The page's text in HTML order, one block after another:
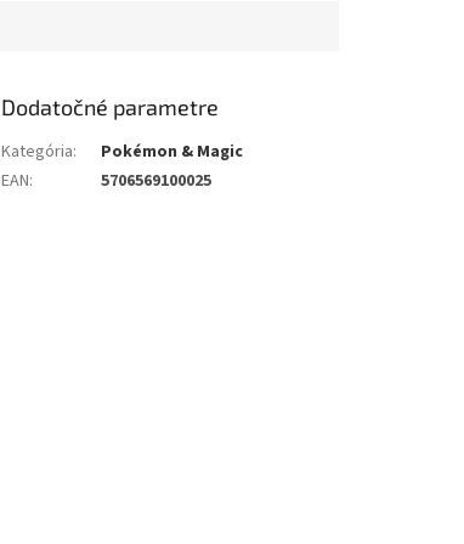
Dodatočné parametre
Kategória:
Pokémon & Magic
EAN: 5706569100025